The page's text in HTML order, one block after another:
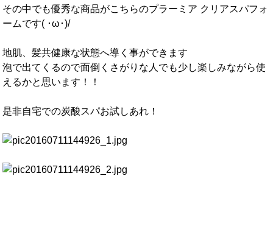
その中でも優秀な商品がこちらのプラーミア クリアスパフォ
ームです( ･ω･)/
地肌、髪共健康な状態へ導く事ができます
泡で出てくるので面倒くさがりな人でも少し楽しみながら使
えるかと思います！！
是非自宅での炭酸スパお試しあれ！